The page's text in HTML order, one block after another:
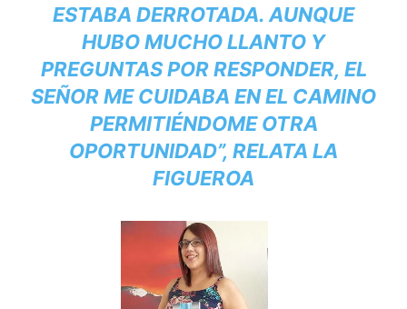
ESTABA DERROTADA. AUNQUE
HUBO MUCHO LLANTO Y
PREGUNTAS POR RESPONDER, EL
SEÑOR ME CUIDABA EN EL CAMINO
PERMITIÉNDOME OTRA
OPORTUNIDAD”, RELATA LA
FIGUEROA